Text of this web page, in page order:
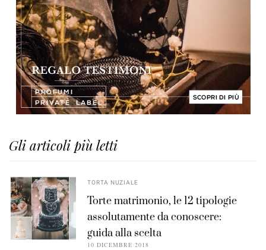
Gli articoli più letti
TORTA NUZIALE
Torte matrimonio, le 12 tipologie
assolutamente da conoscere:
guida alla scelta
10 DICEMBRE 2018